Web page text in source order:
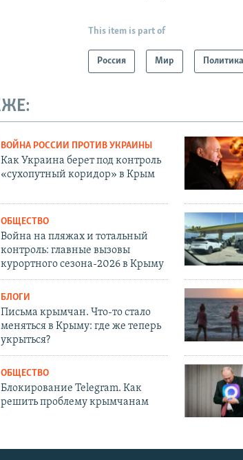
This item is part of
Россия Мир Политика
ВОЙНА РОССИИ ПРОТИВ УКРАИНЫ
Как Украина берет под контроль
«сухопутный коридор» в Крым
ОБЩЕСТВО
Война на пляжах и тотальный
контроль: главные вызовы
курортного сезона-2026 в Крыму
БЛОГИ
Письма крымчан. Что-то стало
меняться в Крыму: где же теперь
укрыться?
ОБЩЕСТВО
Блокирование Telegram. Как
решить проблему крымчанам